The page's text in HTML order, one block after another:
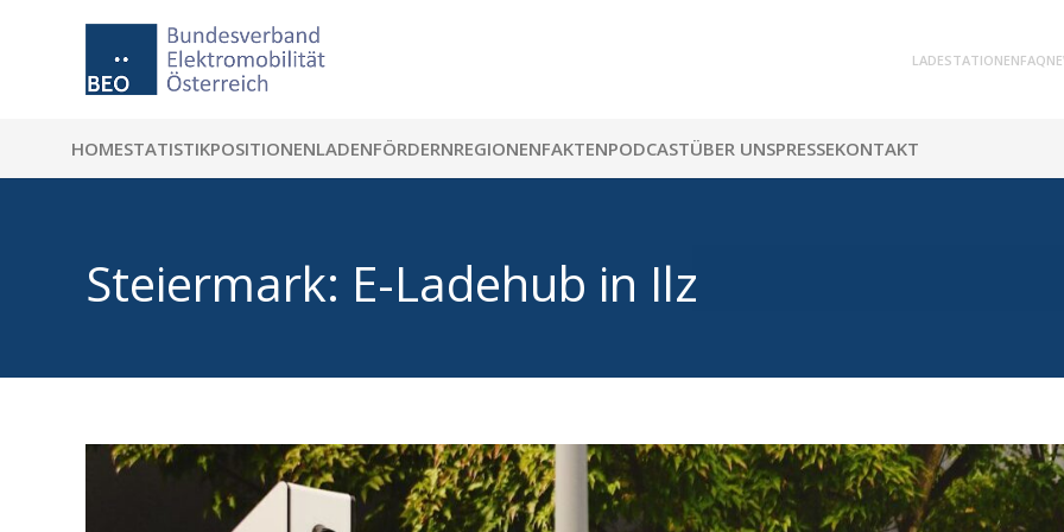
LADESTATIONENFAQ
HOMESTATISTIKPOSITIONENLADENFÖRDERNREGIONENFAKTENPODCASTÜBER UNSPRESSEKONTAKT
Steiermark: E-Ladehub in Ilz